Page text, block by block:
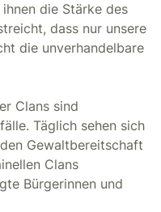
die Stärke des
dass nur unsere
die unverhandelbare
Clans sind
Täglich sehen sich
Gewaltbereitschaft
Clans
Bürgerinnen und